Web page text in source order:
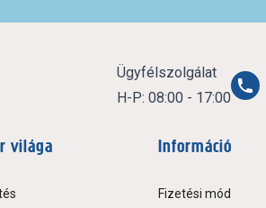
Ügyfélszolgálat
H-P: 08:00 - 17:00
világa Információ
Fizetési mód